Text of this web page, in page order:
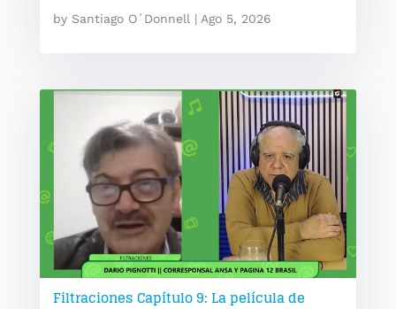
by Santiago O´Donnell | Ago 5, 2026
Filtraciones Capítulo 9: La película de